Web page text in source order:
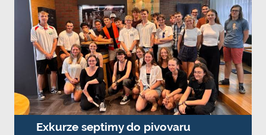
Exkurze septimy do pivovaru